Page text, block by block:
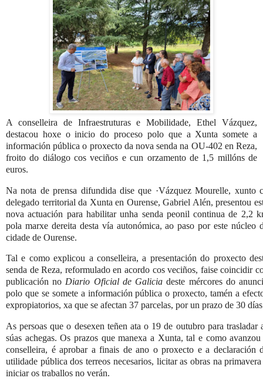
A conselleira de Infraestruturas e Mobilidade, Ethel Vázquez,
destacou hoxe oinicio do proceso polo que a Xunta somete a
información pública o proxecto da nova senda na OU-402 en Reza,
froito do diálogo cos veciños e cun orzamento de 1,5 millóns de
euros.
Na nota de prensa difundida dise que ·Vázquez Mourelle, xunto
delegado territorial da Xunta en Ourense, Gabriel Alén, presentou
nova actuación para habilitar unha senda peonil continua de 2,2
pola marxe dereita desta vía autonómica, ao paso por este núcleo
cidade de Ourense.
Tal e como explicou a conselleira, a presentación do proxecto
senda de Reza, reformulado en acordo cos veciños, faise coincidir
publicación noDiario Oficial de Galicia deste mércores do
polo que se somete a información pública o proxecto, tamén a
expropiatorios, xa que se afectan 37 parcelas, por un prazo de 30
As persoas que o desexen teñen ata o 19 de outubro para trasladar
súas achegas. Os prazos que manexa a Xunta, tal e como avanzou
conselleira, é aprobar a finais de ano o proxecto e a declaración
utilidade pública dos terreos necesarios, licitar as obras na primavera
iniciar os traballos no verán.